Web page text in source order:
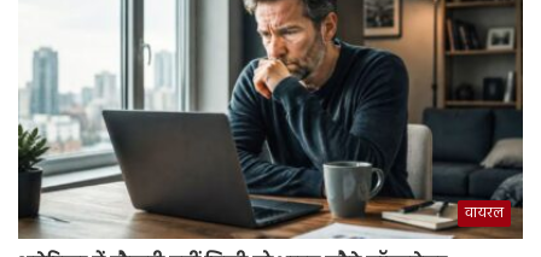
वायरल